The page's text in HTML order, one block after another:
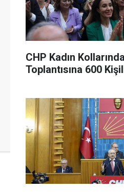
CHP Kadın
Toplantısına 600